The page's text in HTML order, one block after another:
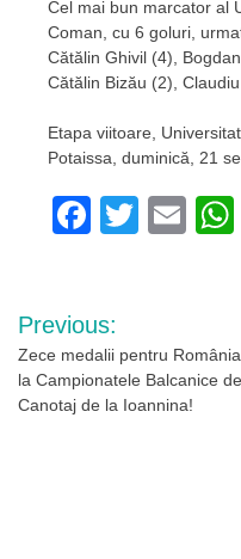
Cel mai bun marcator al
Coman, cu 6 goluri,
Cătălin Ghivil (4),
Cătălin Bizău (2),
Etapa viitoare,
Potaissa, duminică, 21
Facebook
Twitter
Navigare
în
articole
Previous:
Zece medalii pentru România
la Campionatele Balcanice de
Canotaj de la Ioannina!